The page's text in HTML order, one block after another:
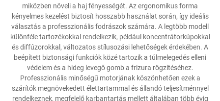
miközben növeli a haj fényességét. Az ergonomikus forma
kényelmes kezelést biztosít hosszabb használat során, így ideális
választás a professzionális fodrászok számára. A legtöbb modell
különféle tartozékokkal rendelkezik, például koncentrátorkúpokkal
és diffúzorokkal, változatos stílusozási lehetőségek érdekében. A
beépített biztonsági funkciók közé tartozik a túlmelegedés elleni
védelem és a hideg levegő gomb a frizura rögzítéséhez.
Professzionális minőségű motorjának köszönhetően ezek a
szárítók megnövekedett élettartammal és állandó teljesítménnyel
rendelkeznek, megfelelő karbantartás mellett általában több évig